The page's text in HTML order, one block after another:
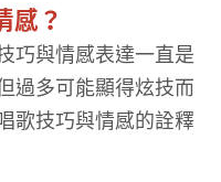
感？
巧與情感表達一直是
過多可能顯得炫技而
歌技巧與情感的詮釋